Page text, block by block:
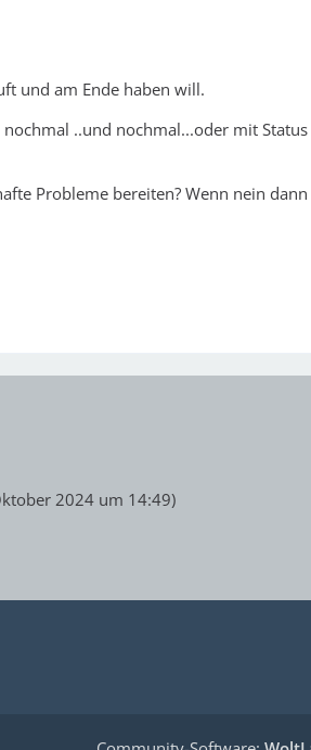
und am Ende haben will.
..und nochmal...oder mit
Probleme bereiten? Wenn nein
2024 um 14:49)